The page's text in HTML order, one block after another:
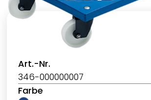
Art.-Nr.
346-000000007
Farbe